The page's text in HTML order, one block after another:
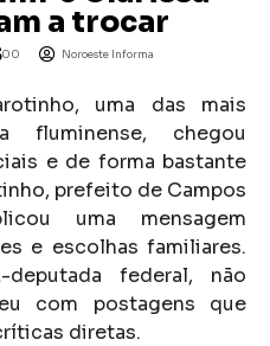
a trocar
Noroeste Informa
uma das mais
fluminense, chegou
e de forma bastante
prefeito de Campos
uma mensagem
e escolhas familiares.
deputada federal, não
com postagens que
diretas.